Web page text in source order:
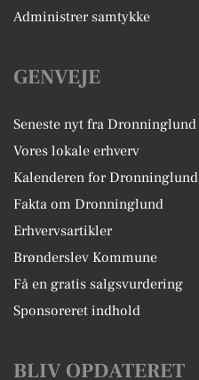
Administrer samtykke
GENVEJE
Seneste nyt fra Dronninglund
Vores lokale erhverv
Kalenderen for Dronninglund
Fakta om Dronninglund
Erhvervsartikler
Brønderslev Kommune
Få en gratis salgsvurdering
Sponsoreret indhold
BLIV OPDATERET